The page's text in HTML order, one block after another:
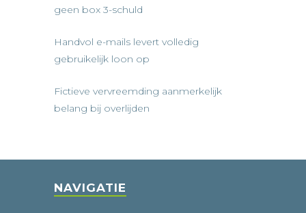
geen box 3-schuld
Handvol e-mails levert volledig
gebruikelijk loon op
Fictieve vervreemding aanmerkelijk
belang bij overlijden
NAVIGATIE